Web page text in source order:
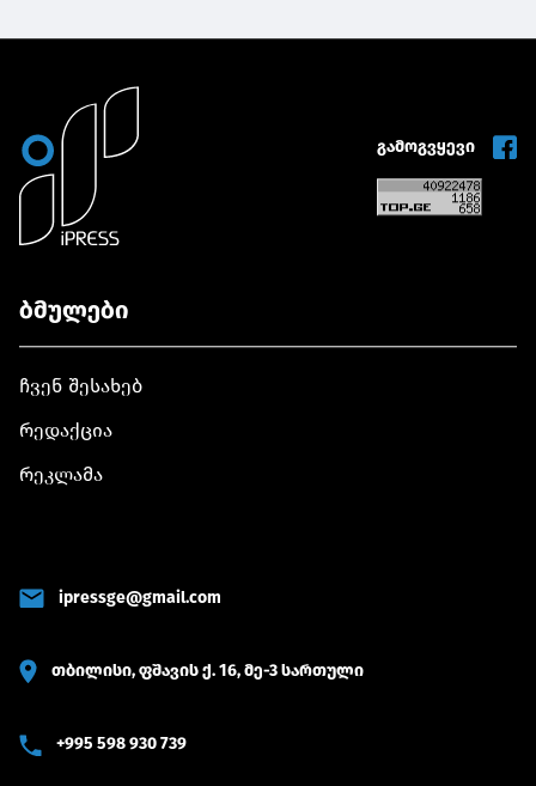
გამოგვყევი
ბმულები
ჩვენ შესახებ
რედაქცია
რეკლამა
ipressge@gmail.com
თბილისი, ფშავის ქ. 16, მე-3 სართული
+995 598 930 739